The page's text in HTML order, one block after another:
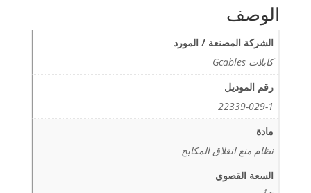
الوصف
الشركة المصنعة / المورد
كابلات Gcables
رقم الموديل
22339-029-1
مادة
نظام منع انغلاق المكابح
السعة القصوى